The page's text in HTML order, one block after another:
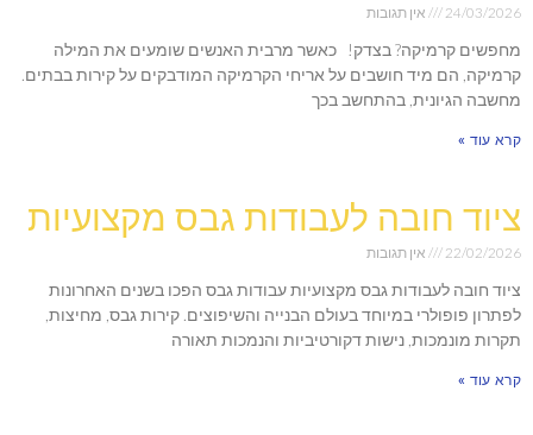
24/03/2026 אין תגובות
מחפשים קרמיקה? בצדק! כאשר מרבית האנשים שומעים את המילה
קרמיקה, הם מיד חושבים על אריחי הקרמיקה המודבקים על קירות בבתים.
מחשבה הגיונית, בהתחשב בכך
קרא עוד »
ציוד חובה לעבודות גבס מקצועיות
22/02/2026 אין תגובות
ציוד חובה לעבודות גבס מקצועיות עבודות גבס הפכו בשנים האחרונות
לפתרון פופולרי במיוחד בעולם הבנייה והשיפוצים. קירות גבס, מחיצות,
תקרות מונמכות, נישות דקורטיביות והנמכות תאורה
קרא עוד »